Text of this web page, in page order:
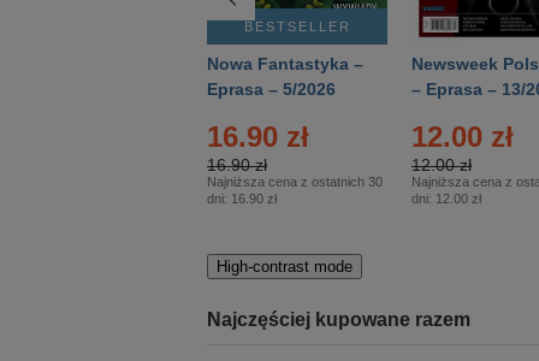
BESTSELLER
Nowa Fantastyka –
Eprasa – 5/2026
16.90 zł
16.90 zł
Najniższa cena z ostatnich 30
dni: 16.90 zł
Newsweek
– Eprasa – 13/
12.00 zł
12.00 zł
Najniższa cena z
dni: 12.00 zł
High-contrast mode
Najczęściej kupowane razem